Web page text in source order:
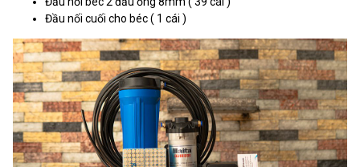
Đầu nối cuối cho béc ( 1 cái )